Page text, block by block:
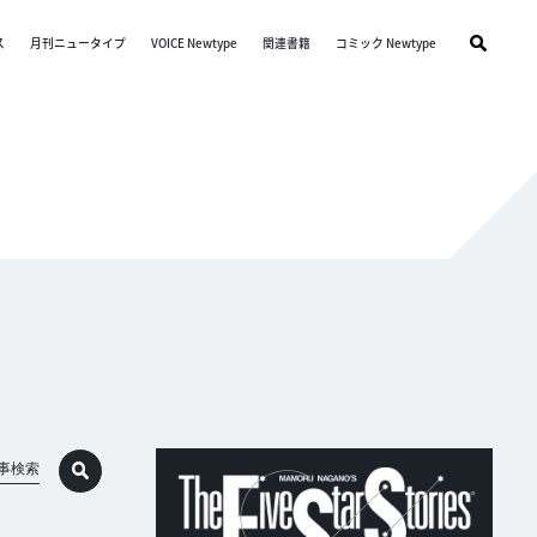
月刊ニュータイプ VOICE Newtype 関連書籍 コミック Newtype
検索